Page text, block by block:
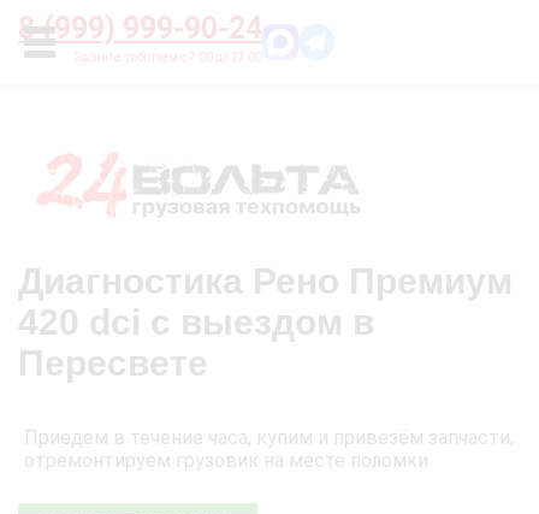
8 (999) 999-90-24
УСЛУГИ
Главная О нас Цены
Диагностика Рено Премиум
420 dci с выездом в
Пересвете
Приедем в течение часа, купим и привезём запчасти,
отремонтируем грузовик на месте поломки